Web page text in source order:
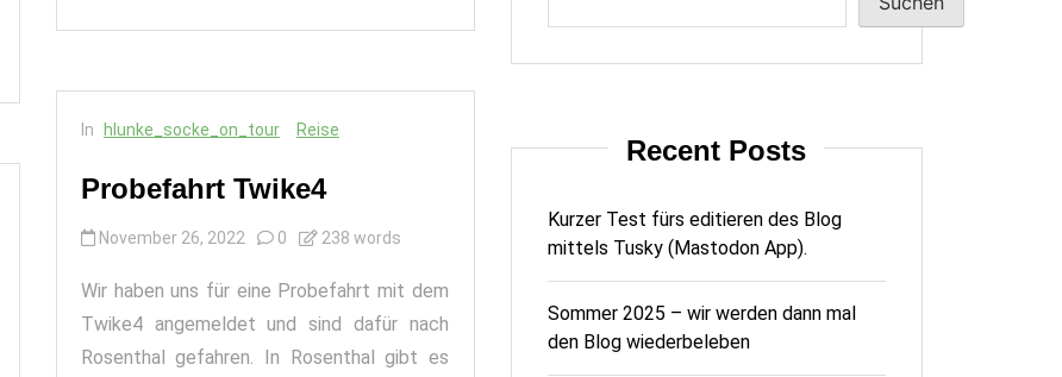
In hlunke_socke_on_tour Reise
Probefahrt Twike4
November 26, 2022 0 238 words
Wir haben uns für eine Probefahrt mit dem
Twike4 angemeldet und sind dafür nach
Rosenthal gefahren. In Rosenthal gibt es
Recent Posts
Kurzer Test fürs editieren des Blog
mittels Tusky (Mastodon App).
Sommer 2025 – wir werden dann mal
den Blog wiederbeleben